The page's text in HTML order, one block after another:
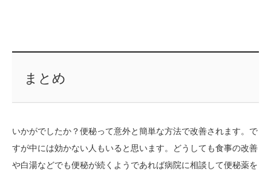
まとめ
いかがでしたか？便秘って意外と簡単な方法で改善されます。で
すが中には効かない人もいると思います。どうしても食事の改善
や白湯などでも便秘が続くようであれば病院に相談して便秘薬を